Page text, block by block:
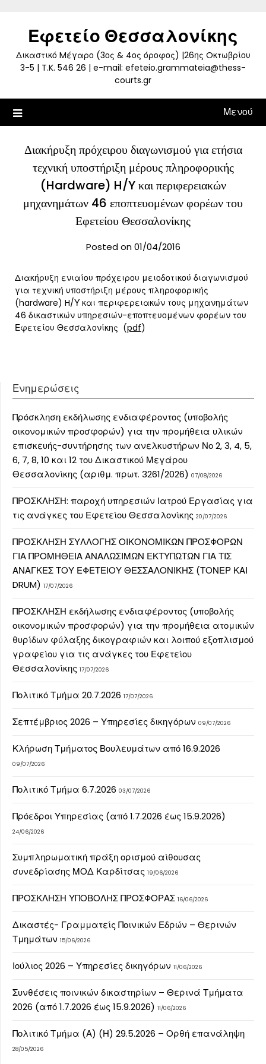
contentΕφετείο Θεσσαλονίκης
Δικαστικό Mέγαρο (3ος & 4ος όροφος) |26ης Oκτωβρίου
3-5 | T.K. 546 26 | e-mail: efeteio.grammateia@thess-
courts.gr
Μενού
Διακήρυξη πρόχειρου διαγωνισμού για ετήσια
τεχνική υποστήριξη μέρους πληροφορικής
(Hardware) H/Y και περιφερειακών
μηχανημάτων 46 εποπτευομένων φορέων του
Εφετείου Θεσσαλονίκης
Posted on 01/04/2016
Διακήρυξη ενιαίου πρόχειρου μειοδοτικού διαγωνισμού
για τεχνική υποστήριξη μέρους πληροφορικής
(hardware) H/Υ και περιφερειακών τους μηχανημάτων
46 δικαστικών υπηρεσιών-εποπτευομένων φορέων του
Εφετείου Θεσσαλονίκης (pdf)
Ενημερώσεις
Πρόσκληση εκδήλωσης ενδιαφέροντος (υποβολής
οικονομικών προσφορών) για την προμήθεια υλικών
επισκευής-συντήρησης των ανελκυστήρων Νο 2, 3, 4, 5,
6, 7, 8, 10 και 12 του Δικαστικού Μεγάρου
Θεσσαλονίκης (αριθμ. πρωτ. 3261/2026) 07/08/2026
ΠΡΟΣΚΛΗΣΗ: παροχή υπηρεσιών Ιατρού Εργασίας για
τις ανάγκες του Εφετείου Θεσσαλονίκης 20/07/2026
ΠΡΟΣΚΛΗΣΗ ΣΥΛΛΟΓΗΣ ΟΙΚΟΝΟΜΙΚΩΝ ΠΡΟΣΦΟΡΩΝ
ΓΙΑ ΠΡΟΜΗΘΕΙΑ ΑΝΑΛΩΣΙΜΩΝ ΕΚΤΥΠΩΤΩΝ ΓΙΑ ΤΙΣ
ΑΝΑΓΚΕΣ ΤΟΥ ΕΦΕΤΕΙΟΥ ΘΕΣΣΑΛΟΝΙΚΗΣ (ΤΟΝΕΡ ΚΑΙ
DRUM) 17/07/2026
ΠΡΟΣΚΛΗΣΗ εκδήλωσης ενδιαφέροντος (υποβολής
οικονομικών προσφορών) για την προμήθεια ατομικών
θυρίδων φύλαξης δικογραφιών και λοιπού εξοπλισμού
γραφείου για τις ανάγκες του Εφετείου
Θεσσαλονίκης 17/07/2026
Πολιτικό Τμήμα 20.7.2026 17/07/2026
Σεπτέμβριος 2026 – Υπηρεσίες δικηγόρων 09/07/2026
Κλήρωση Τμήματος Βουλευμάτων από 16.9.2026
09/07/2026
Πολιτικό Τμήμα 6.7.2026 03/07/2026
Πρόεδροι Υπηρεσίας (από 1.7.2026 έως 15.9.2026)
24/06/2026
Συμπληρωματική πράξη ορισμού αίθουσας
συνεδρίασης ΜΟΔ Καρδίτσας 19/06/2026
ΠΡΟΣΚΛΗΣΗ ΥΠΟΒΟΛΗΣ ΠΡΟΣΦΟΡΑΣ 16/06/2026
Δικαστές- Γραμματείς Ποινικών Εδρών – Θερινών
Τμημάτων 15/06/2026
Ιούλιος 2026 – Υπηρεσίες δικηγόρων 11/06/2026
Συνθέσεις ποινικών δικαστηρίων – Θερινά Τμήματα
2026 (από 1.7.2026 έως 15.9.2026) 11/06/2026
Πολιτικό Τμήμα (Α) (Η) 29.5.2026 – Ορθή επανάληψη
28/05/2026